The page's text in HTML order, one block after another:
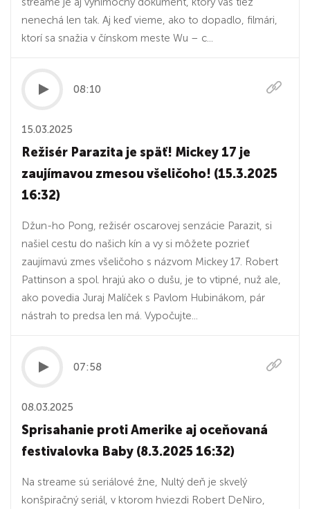
nenechá len tak. Aj keď vieme, ako to dopadlo, filmári,
ktorí sa snažia v čínskom meste Wu – c...
08:10
15.03.2025
Režisér Parazita je späť! Mickey 17 je
zaujímavou zmesou všeličoho! (15.3.2025
16:32)
Džun-ho Pong, režisér oscarovej senzácie Parazit, si
našiel cestu do našich kín a vy si môžete pozrieť
zaujímavú zmes všeličoho s názvom Mickey 17. Robert
Pattinson a spol. hrajú ako o dušu, je to vtipné, nuž ale,
ako povedia Juraj Malíček s Pavlom Hubinákom, pár
nástrah to predsa len má. Vypočujte...
07:58
08.03.2025
Sprisahanie proti Amerike aj oceňovaná
festivalovka Baby (8.3.2025 16:32)
Na streame sú seriálové žne, Nultý deň je skvelý
konšpiračný seriál, v ktorom hviezdi Robert DeNiro,